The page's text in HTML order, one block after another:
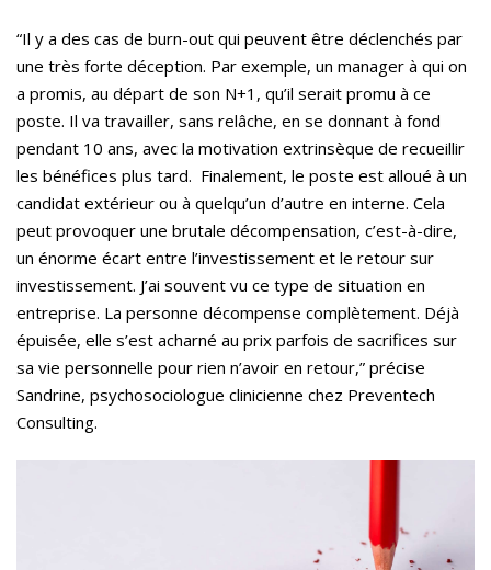
“Il y a des cas de burn-out qui peuvent être déclenchés par
une très forte déception. Par exemple, un manager à qui on
a promis, au départ de son N+1, qu’il serait promu à ce
poste. Il va travailler, sans relâche, en se donnant à fond
pendant 10 ans, avec la motivation extrinsèque de recueillir
les bénéfices plus tard. Finalement, le poste est alloué à un
candidat extérieur ou à quelqu’un d’autre en interne. Cela
peut provoquer une brutale décompensation, c’est-à-dire,
un énorme écart entre l’investissement et le retour sur
investissement. J’ai souvent vu ce type de situation en
entreprise. La personne décompense complètement. Déjà
épuisée, elle s’est acharné au prix parfois de sacrifices sur
sa vie personnelle pour rien n’avoir en retour,” précise
Sandrine, psychosociologue clinicienne chez Preventech
Consulting.